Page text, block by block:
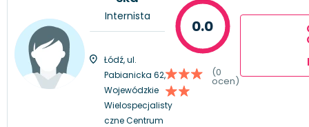
Internista
Łódź, ul.
Pabianicka 62,
Wojewódzkie
Wielospecjalisty
czne Centrum
0.0
(0
ocen)